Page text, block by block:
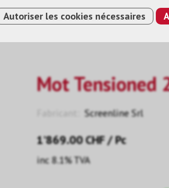
MOT TENSIONED 213 X 133
Mot Tensioned
Screenline Srl
1’869.00CHF/ Pc
inc 8.1% TVA
Autoriser les cookies nécessaires